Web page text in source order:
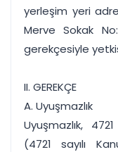
yerleşim yeri
Merve Sokak
gerekçesiyle
II. GEREKÇE
A. Uyuşmazlık
Uyuşmazlık,
(4721 sayılı